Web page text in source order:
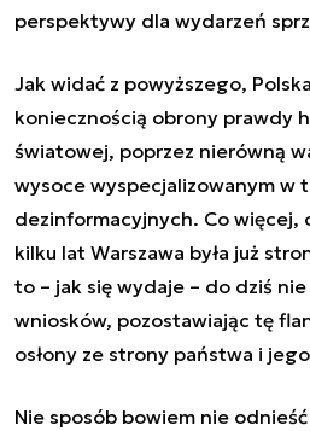
perspektywy dla wydarzeń
Jak widać z powyższego,
koniecznością obrony prawdy
światowej, poprzez nierówną
wysoce wyspecjalizowanym w
dezinformacyjnych. Co więcej,
kilku lat Warszawa była już
to – jak się wydaje – do dziś
wniosków, pozostawiając tę
osłony ze strony państwa i
Nie sposób bowiem nie